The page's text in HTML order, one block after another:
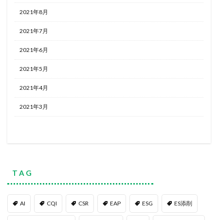
2021年8月
2021年7月
2021年6月
2021年5月
2021年4月
2021年3月
T A G
AI CQI CSR EAP ESG ES添削